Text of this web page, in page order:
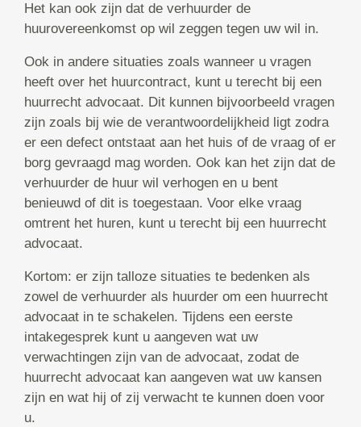
Het kan ook zijn dat de verhuurder de
huurovereenkomst op wil zeggen tegen uw wil in.
Ook in andere situaties zoals wanneer u vragen
heeft over het huurcontract, kunt u terecht bij een
huurrecht advocaat. Dit kunnen bijvoorbeeld vragen
zijn zoals bij wie de verantwoordelijkheid ligt zodra
er een defect ontstaat aan het huis of de vraag of er
borg gevraagd mag worden. Ook kan het zijn dat de
verhuurder de huur wil verhogen en u bent
benieuwd of dit is toegestaan. Voor elke vraag
omtrent het huren, kunt u terecht bij een huurrecht
advocaat.
Kortom: er zijn talloze situaties te bedenken als
zowel de verhuurder als huurder om een huurrecht
advocaat in te schakelen. Tijdens een eerste
intakegesprek kunt u aangeven wat uw
verwachtingen zijn van de advocaat, zodat de
huurrecht advocaat kan aangeven wat uw kansen
zijn en wat hij of zij verwacht te kunnen doen voor
u.